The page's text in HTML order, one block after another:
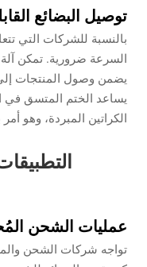
توصيل البضائع
بالنسبة للشركات التي
السرعة ضرورية. تمكن
يضمن وصول المنتجات
يساعد الختم المتسق في
الكراتين المبردة، وهو
عمليات الشحن
تواجه شركات الشحن